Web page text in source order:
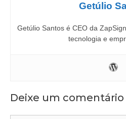
Getúlio
Getúlio Santos é CEO da
tecnologia e
Deixe um comentário